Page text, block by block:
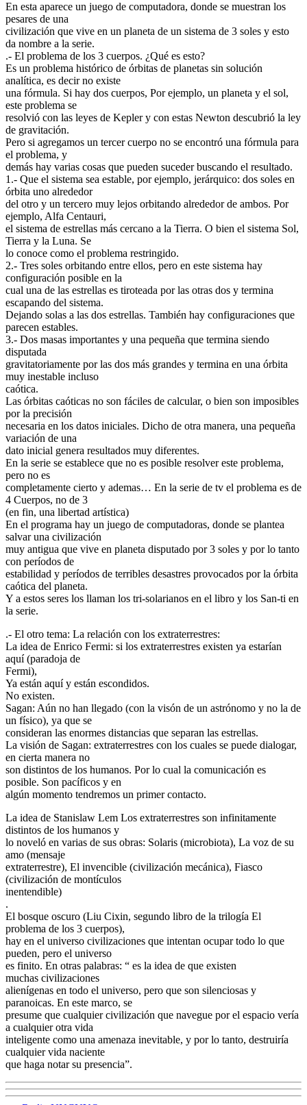
En esta aparece un juego de computadora, donde se muestran los
pesares de una
civilización que vive en un planeta de un sistema de 3 soles y esto
da nombre a la serie.
.- El problema de los 3 cuerpos. ¿Qué es esto?
Es un problema histórico de órbitas de planetas sin solución
analítica, es decir no existe
una fórmula. Si hay dos cuerpos, Por ejemplo, un planeta y el sol,
este problema se
resolvió con las leyes de Kepler y con estas Newton descubrió la ley
de gravitación.
Pero si agregamos un tercer cuerpo no se encontró una fórmula para
el problema, y
demás hay varias cosas que pueden suceder buscando el resultado.
1.- Que el sistema sea estable, por ejemplo, jerárquico: dos soles en
órbita uno alrededor
del otro y un tercero muy lejos orbitando alrededor de ambos. Por
ejemplo, Alfa Centauri,
el sistema de estrellas más cercano a la Tierra. O bien el sistema Sol,
Tierra y la Luna. Se
lo conoce como el problema restringido.
2.- Tres soles orbitando entre ellos, pero en este sistema hay
configuración posible en la
cual una de las estrellas es tiroteada por las otras dos y termina
escapando del sistema.
Dejando solas a las dos estrellas. También hay configuraciones que
parecen estables.
3.- Dos masas importantes y una pequeña que termina siendo
disputada
gravitatoriamente por las dos más grandes y termina en una órbita
muy inestable incluso
caótica.
Las órbitas caóticas no son fáciles de calcular, o bien son imposibles
por la precisión
necesaria en los datos iniciales. Dicho de otra manera, una pequeña
variación de una
dato inicial genera resultados muy diferentes.
En la serie se establece que no es posible resolver este problema,
pero no es
completamente cierto y ademas… En la serie de tv el problema es de
4 Cuerpos, no de 3
(en fin, una libertad artística)
En el programa hay un juego de computadoras, donde se plantea
salvar una civilización
muy antigua que vive en planeta disputado por 3 soles y por lo tanto
con períodos de
estabilidad y períodos de terribles desastres provocados por la órbita
caótica del planeta.
Y a estos seres los llaman los tri-solarianos en el libro y los San-ti en
la serie.
.- El otro tema: La relación con los extraterrestres:
La idea de Enrico Fermi: si los extraterrestres existen ya estarían
aquí (paradoja de
Fermi),
Ya están aquí y están escondidos.
No existen.
Sagan: Aún no han llegado (con la visón de un astrónomo y no la de
un físico), ya que se
consideran las enormes distancias que separan las estrellas.
La visión de Sagan: extraterrestres con los cuales se puede dialogar,
en cierta manera no
son distintos de los humanos. Por lo cual la comunicación es
posible. Son pacíficos y en
algún momento tendremos un primer contacto.
La idea de Stanislaw Lem Los extraterrestres son infinitamente
distintos de los humanos y
lo noveló en varias de sus obras: Solaris (microbiota), La voz de su
amo (mensaje
extraterrestre), El invencible (civilización mecánica), Fiasco
(civilización de montículos
inentendible)
.
El bosque oscuro (Liu Cixin, segundo libro de la trilogía El
problema de los 3 cuerpos),
hay en el universo civilizaciones que intentan ocupar todo lo que
pueden, pero el universo
es finito. En otras palabras: “ es la idea de que existen
muchas civilizaciones
alienígenas en todo el universo, pero que son silenciosas y
paranoicas. En este marco, se
presume que cualquier civilización que navegue por el espacio vería
a cualquier otra vida
inteligente como una amenaza inevitable, y por lo tanto, destruiría
cualquier vida naciente
que haga notar su presencia”.